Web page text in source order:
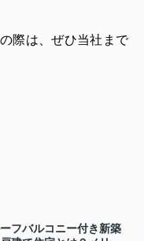
際は、ぜひ当社まで
フバルコニー付き新築